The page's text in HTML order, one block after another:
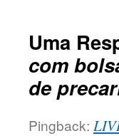
Uma
com
de
Pingback: